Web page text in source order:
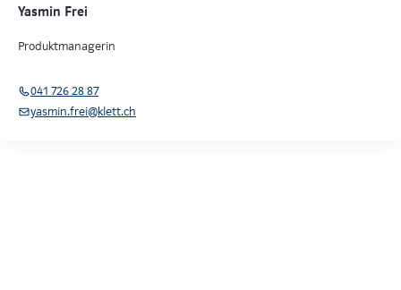
Yasmin Frei
Produktmanagerin
041 726 28 87
yasmin.frei@klett.ch